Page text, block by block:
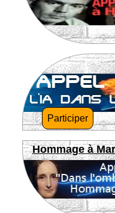
Participer
Hommage à